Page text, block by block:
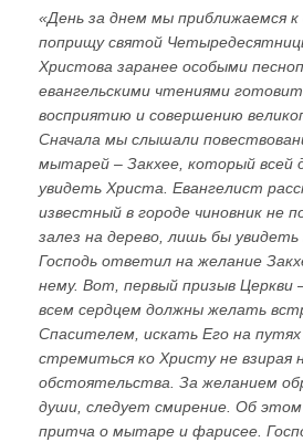
«День за днем мы приближаемся
поприщу святой
Христова заранее особыми
евангельскими чтениями
восприятию и совершению
Сначала мы слышали
мытарей – Закхее, который всей
увидеть Христа. Евангелист
известный в городе чиновник не
залез на дерево, лишь бы
Господь ответил на желание
нему. Вот, первый призыв Церкви
всем сердцем должны желать
Спасителем, искать Его на путях
стремиться ко Христу не взирая
обстоятельства. За желанием
души, следует смирение. Об
притча о мытаре и фарисее.